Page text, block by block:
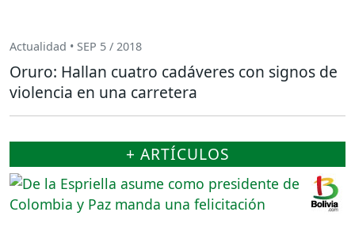
Actualidad • SEP 5 / 2018
Oruro: Hallan cuatro cadáveres con signos de
violencia en una carretera
+ ARTÍCULOS